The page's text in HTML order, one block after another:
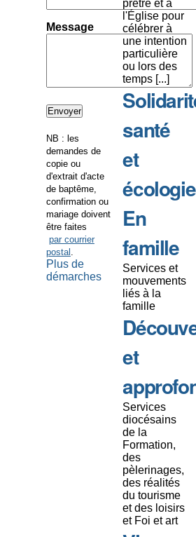
Message
NB : les
demandes de
copie ou
d'extrait d'acte
de baptême,
confirmation ou
mariage doivent
être faites
par courrier
postal .
Plus de
démarches
prêtre et à
l'Église pour
célébrer à
une intention
particulière
ou lors des
temps [...]
santé
et
écologie
En
famille
Services et
mouvements
liés à la
famille
et
Services
diocésains
de la
Formation,
des
pèlerinages,
des réalités
du tourisme
et des loisirs
et Foi et art